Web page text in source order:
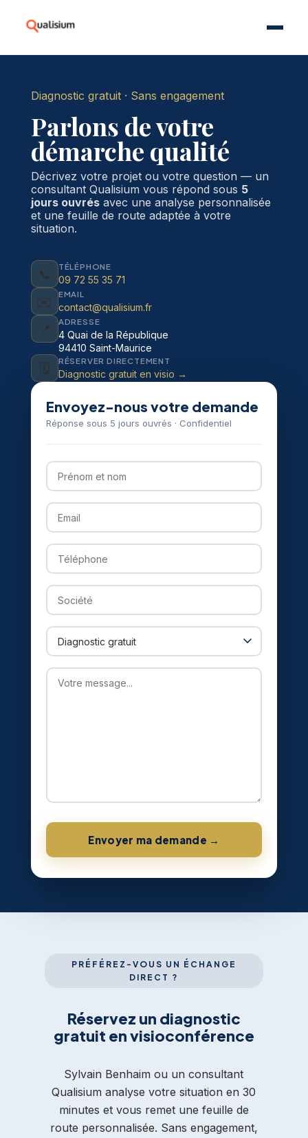
Diagnostic gratuit · Sans engagement
Parlons de votre
démarche qualité
Décrivez votre projet ou votre question — un
consultant Qualisium vous répond sous 5
jours ouvrésavec une analyse personnalisée
et une feuille de route adaptée à votre
situation.
📞 TÉLÉPHONE
09 72 55 35 71
✉️ EMAIL
contact@qualisium.fr
📍 ADRESSE
4 Quai de la République
94410 Saint-Maurice
🗓️ RÉSERVER DIRECTEMENT
Diagnostic gratuit en visio →
Envoyez-nous votre demande
Réponse sous 5 jours ouvrés · Confidentiel
PRÉFÉREZ-VOUS UN ÉCHANGE
DIRECT ?
Réservez un diagnostic
gratuit en visioconférence
Sylvain Benhaim ou un consultant
Qualisium analyse votre situation en 30
minutes et vous remet une feuille de
route personnalisée. Sans engagement,